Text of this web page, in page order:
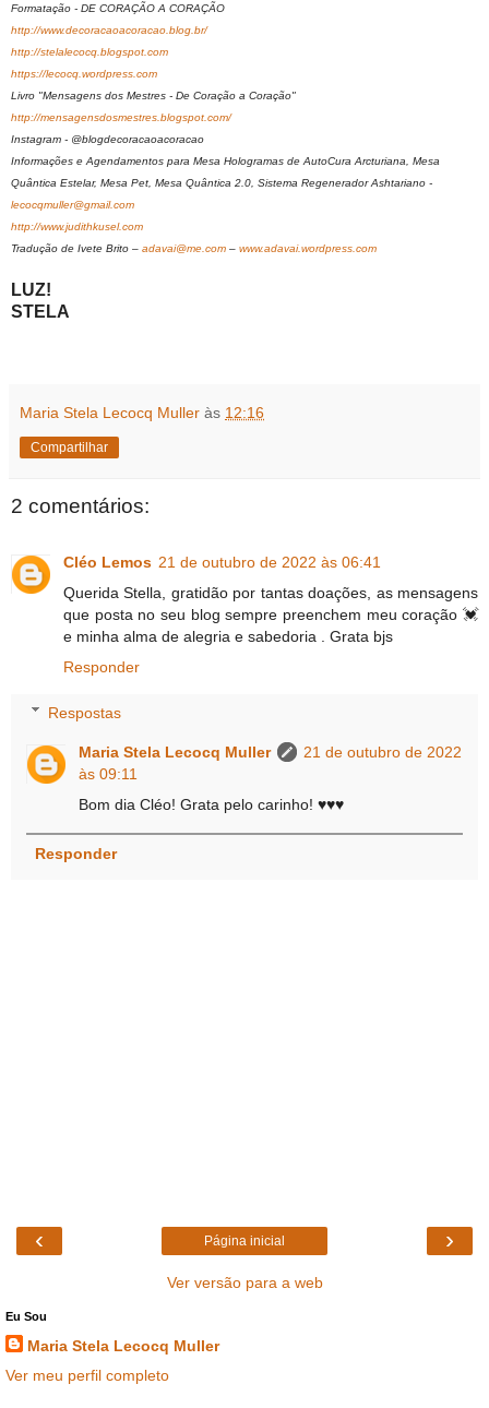
Formatação - DE CORAÇÃO A CORAÇÃO
http://www.decoracaoacoracao.blog.br/
http://stelalecocq.blogspot.com
https://lecocq.wordpress.com
Livro "Mensagens dos Mestres - De Coração a Coração"
http://mensagensdosmestres.blogspot.com/
Instagram - @blogdecoracaoacoracao
Informações e Agendamentos para Mesa Hologramas de AutoCura Arcturiana, Mesa
Quântica Estelar, Mesa Pet, Mesa Quântica 2.0, Sistema Regenerador Ashtariano -
lecocqmuller@gmail.com
http://www.judithkusel.com
Tradução de Ivete Brito – adavai@me.com – www.adavai.wordpress.com
LUZ!
STELA
Maria Stela Lecocq Muller às 12:16
Compartilhar
2 comentários:
Cléo Lemos 21 de outubro de 2022 às 06:41
Querida Stella, gratidão por tantas doações, as mensagens
que posta no seu blog sempre preenchem meu coração 💓
e minha alma de alegria e sabedoria . Grata bjs
Responder
Respostas
Maria Stela Lecocq Muller
21 de outubro de 2022
às 09:11
Bom dia Cléo! Grata pelo carinho! ♥♥♥
Responder
‹ ›
Página inicial
Ver versão para a web
Eu Sou
Maria Stela Lecocq Muller
Ver meu perfil completo